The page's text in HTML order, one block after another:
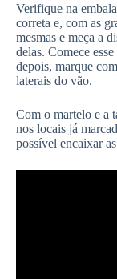
Verifique na
correta e, com as
mesmas e meça a
delas. Comece
depois, marque
laterais do vão.
Com o martelo e a
nos locais já
possível encaixar